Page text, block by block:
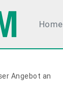
Home
Angebot an